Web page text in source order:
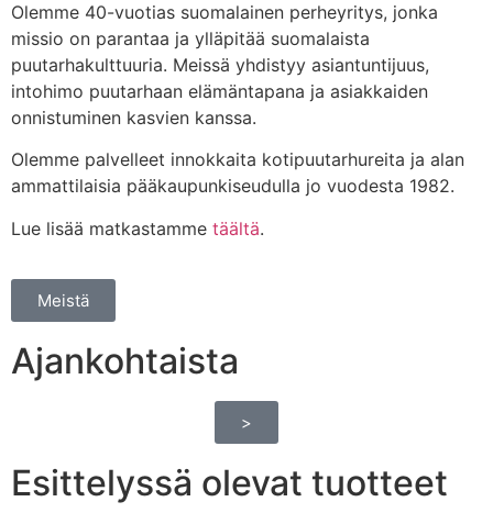
Olemme 40-vuotias suomalainen perheyritys, jonka
missio on parantaa ja ylläpitää suomalaista
puutarhakulttuuria. Meissä yhdistyy asiantuntijuus,
intohimo puutarhaan elämäntapana ja asiakkaiden
onnistuminen kasvien kanssa.
Olemme palvelleet innokkaita kotipuutarhureita ja alan
ammattilaisia pääkaupunkiseudulla jo vuodesta 1982.
Lue lisää matkastamme täältä.
Meistä
Ajankohtaista
>
Esittelyssä olevat tuotteet